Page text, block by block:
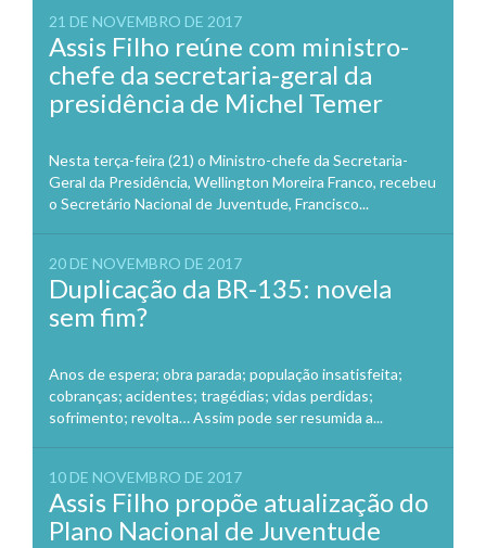
21 DE NOVEMBRO DE 2017
Assis Filho reúne com ministro-
chefe da secretaria-geral da
presidência de Michel Temer
Nesta terça-feira (21) o Ministro-chefe da Secretaria-
Geral da Presidência, Wellington Moreira Franco, recebeu
o Secretário Nacional de Juventude, Francisco...
20 DE NOVEMBRO DE 2017
Duplicação da BR-135: novela
sem fim?
Anos de espera; obra parada; população insatisfeita;
cobranças; acidentes; tragédias; vidas perdidas;
sofrimento; revolta… Assim pode ser resumida a...
10 DE NOVEMBRO DE 2017
Assis Filho propõe atualização do
Plano Nacional de Juventude